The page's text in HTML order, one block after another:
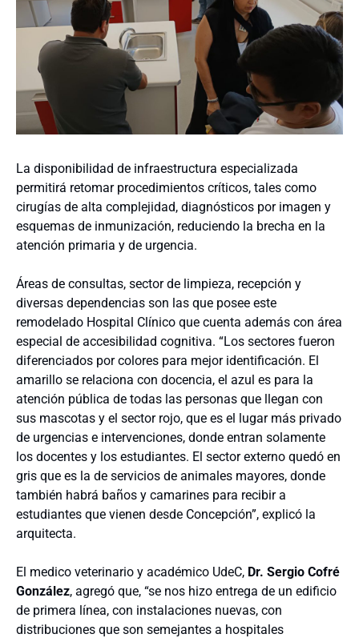
La disponibilidad de infraestructura especializada
permitirá retomar procedimientos críticos, tales como
cirugías de alta complejidad, diagnósticos por imagen y
esquemas de inmunización, reduciendo la brecha en la
atención primaria y de urgencia.
Áreas de consultas, sector de limpieza, recepción y
diversas dependencias son las que posee este
remodelado Hospital Clínico que cuenta además con área
especial de accesibilidad cognitiva. “Los sectores fueron
diferenciados por colores para mejor identificación. El
amarillo se relaciona con docencia, el azul es para la
atención pública de todas las personas que llegan con
sus mascotas y el sector rojo, que es el lugar más privado
de urgencias e intervenciones, donde entran solamente
los docentes y los estudiantes. El sector externo quedó en
gris que es la de servicios de animales mayores, donde
también habrá baños y camarines para recibir a
estudiantes que vienen desde Concepción”, explicó la
arquitecta.
El medico veterinario y académico UdeC, Dr. Sergio Cofré
González, agregó que, “se nos hizo entrega de un edificio
de primera línea, con instalaciones nuevas, con
distribuciones que son semejantes a hospitales